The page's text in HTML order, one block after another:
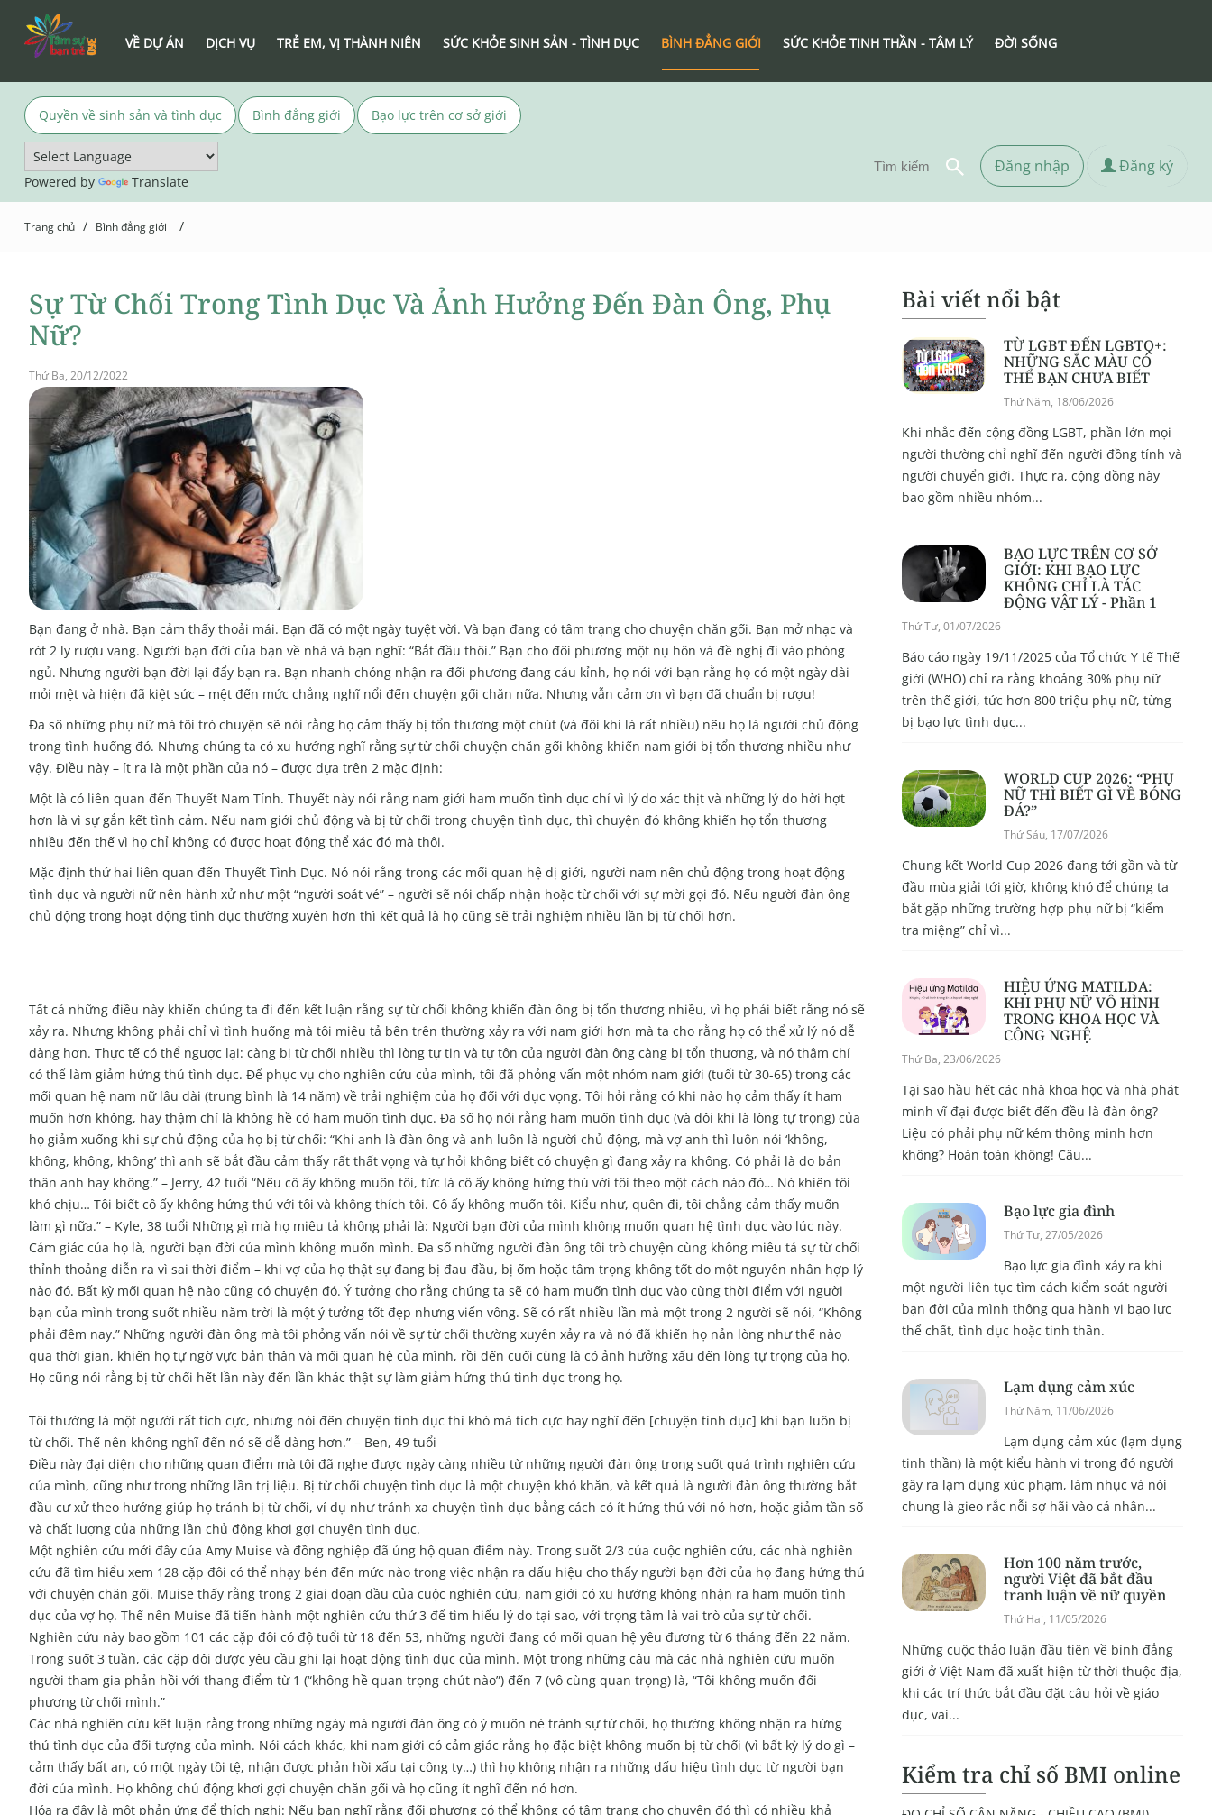
VỀ DỰ ÁN DỊCH VỤ TRẺ EM, VỊ THÀNH NIÊN SỨC KHỎE SINH SẢN - TÌNH DỤC BÌNH ĐẲNG GIỚI SỨC KHỎE TINH THẦN - TÂM LÝ ĐỜI SỐNG
Quyền về sinh sản và tình dục Bình đẳng giới Bạo lực trên cơ sở giới
Powered by Translate
Đăng nhập Đăng ký
Trang chủ / Bình đẳng giới /
Sự Từ Chối Trong Tình Dục Và Ảnh Hưởng Đến Đàn Ông, Phụ
Nữ?
Thứ Ba, 20/12/2022
Bạn đang ở nhà. Bạn cảm thấy thoải mái. Bạn đã có một ngày tuyệt vời. Và bạn đang có tâm trạng cho chuyện chăn gối. Bạn mở nhạc và
rót 2 ly rượu vang. Người bạn đời của bạn về nhà và bạn nghĩ: “Bắt đầu thôi.” Bạn cho đối phương một nụ hôn và đề nghị đi vào phòng
ngủ. Nhưng người bạn đời lại đẩy bạn ra. Bạn nhanh chóng nhận ra đối phương đang cáu kỉnh, họ nói với bạn rằng họ có một ngày dài
mỏi mệt và hiện đã kiệt sức – mệt đến mức chẳng nghĩ nổi đến chuyện gối chăn nữa. Nhưng vẫn cảm ơn vì bạn đã chuẩn bị rượu!
Đa số những phụ nữ mà tôi trò chuyện sẽ nói rằng họ cảm thấy bị tổn thương một chút (và đôi khi là rất nhiều) nếu họ là người chủ động
trong tình huống đó. Nhưng chúng ta có xu hướng nghĩ rằng sự từ chối chuyện chăn gối không khiến nam giới bị tổn thương nhiều như
vậy. Điều này – ít ra là một phần của nó – được dựa trên 2 mặc định:
Một là có liên quan đến Thuyết Nam Tính. Thuyết này nói rằng nam giới ham muốn tình dục chỉ vì lý do xác thịt và những lý do hời hợt
hơn là vì sự gắn kết tình cảm. Nếu nam giới chủ động và bị từ chối trong chuyện tình dục, thì chuyện đó không khiến họ tổn thương
nhiều đến thế vì họ chỉ không có được hoạt động thể xác đó mà thôi.
Mặc định thứ hai liên quan đến Thuyết Tình Dục. Nó nói rằng trong các mối quan hệ dị giới, người nam nên chủ động trong hoạt động
tình dục và người nữ nên hành xử như một “người soát vé” – người sẽ nói chấp nhận hoặc từ chối với sự mời gọi đó. Nếu người đàn ông
chủ động trong hoạt động tình dục thường xuyên hơn thì kết quả là họ cũng sẽ trải nghiệm nhiều lần bị từ chối hơn.
Tất cả những điều này khiến chúng ta đi đến kết luận rằng sự từ chối không khiến đàn ông bị tổn thương nhiều, vì họ phải biết rằng nó sẽ
xảy ra. Nhưng không phải chỉ vì tình huống mà tôi miêu tả bên trên thường xảy ra với nam giới hơn mà ta cho rằng họ có thể xử lý nó dễ
dàng hơn. Thực tế có thể ngược lại: càng bị từ chối nhiều thì lòng tự tin và tự tôn của người đàn ông càng bị tổn thương, và nó thậm chí
có thể làm giảm hứng thú tình dục. Để phục vụ cho nghiên cứu của mình, tôi đã phỏng vấn một nhóm nam giới (tuổi từ 30-65) trong các
mối quan hệ nam nữ lâu dài (trung bình là 14 năm) về trải nghiệm của họ đối với dục vọng. Tôi hỏi rằng có khi nào họ cảm thấy ít ham
muốn hơn không, hay thậm chí là không hề có ham muốn tình dục. Đa số họ nói rằng ham muốn tình dục (và đôi khi là lòng tự trọng) của
họ giảm xuống khi sự chủ động của họ bị từ chối: “Khi anh là đàn ông và anh luôn là người chủ động, mà vợ anh thì luôn nói ‘không,
không, không, không’ thì anh sẽ bắt đầu cảm thấy rất thất vọng và tự hỏi không biết có chuyện gì đang xảy ra không. Có phải là do bản
thân anh hay không.” – Jerry, 42 tuổi “Nếu cô ấy không muốn tôi, tức là cô ấy không hứng thú với tôi theo một cách nào đó… Nó khiến tôi
khó chịu… Tôi biết cô ấy không hứng thú với tôi và không thích tôi. Cô ấy không muốn tôi. Kiểu như, quên đi, tôi chẳng cảm thấy muốn
làm gì nữa.” – Kyle, 38 tuổi Những gì mà họ miêu tả không phải là: Người bạn đời của mình không muốn quan hệ tình dục vào lúc này.
Cảm giác của họ là, người bạn đời của mình không muốn mình. Đa số những người đàn ông tôi trò chuyện cùng không miêu tả sự từ chối
thỉnh thoảng diễn ra vì sai thời điểm – khi vợ của họ thật sự đang bị đau đầu, bị ốm hoặc tâm trọng không tốt do một nguyên nhân hợp lý
nào đó. Bất kỳ mối quan hệ nào cũng có chuyện đó. Ý tưởng cho rằng chúng ta sẽ có ham muốn tình dục vào cùng thời điểm với người
bạn của mình trong suốt nhiều năm trời là một ý tưởng tốt đẹp nhưng viển vông. Sẽ có rất nhiều lần mà một trong 2 người sẽ nói, “Không
phải đêm nay.” Những người đàn ông mà tôi phỏng vấn nói về sự từ chối thường xuyên xảy ra và nó đã khiến họ nản lòng như thế nào
qua thời gian, khiến họ tự ngờ vực bản thân và mối quan hệ của mình, rồi đến cuối cùng là có ảnh hưởng xấu đến lòng tự trọng của họ.
Họ cũng nói rằng bị từ chối hết lần này đến lần khác thật sự làm giảm hứng thú tình dục trong họ.
Tôi thường là một người rất tích cực, nhưng nói đến chuyện tình dục thì khó mà tích cực hay nghĩ đến [chuyện tình dục] khi bạn luôn bị
từ chối. Thế nên không nghĩ đến nó sẽ dễ dàng hơn.” – Ben, 49 tuổi
Điều này đại diện cho những quan điểm mà tôi đã nghe được ngày càng nhiều từ những người đàn ông trong suốt quá trình nghiên cứu
của mình, cũng như trong những lần trị liệu. Bị từ chối chuyện tình dục là một chuyện khó khăn, và kết quả là người đàn ông thường bắt
đầu cư xử theo hướng giúp họ tránh bị từ chối, ví dụ như tránh xa chuyện tình dục bằng cách có ít hứng thú với nó hơn, hoặc giảm tần số
và chất lượng của những lần chủ động khơi gợi chuyện tình dục.
Một nghiên cứu mới đây của Amy Muise và đồng nghiệp đã ủng hộ quan điểm này. Trong suốt 2/3 của cuộc nghiên cứu, các nhà nghiên
cứu đã tìm hiểu xem 128 cặp đôi có thể nhạy bén đến mức nào trong việc nhận ra dấu hiệu cho thấy người bạn đời của họ đang hứng thú
với chuyện chăn gối. Muise thấy rằng trong 2 giai đoạn đầu của cuộc nghiên cứu, nam giới có xu hướng không nhận ra ham muốn tình
dục của vợ họ. Thế nên Muise đã tiến hành một nghiên cứu thứ 3 để tìm hiểu lý do tại sao, với trọng tâm là vai trò của sự từ chối.
Nghiên cứu này bao gồm 101 các cặp đôi có độ tuổi từ 18 đến 53, những người đang có mối quan hệ yêu đương từ 6 tháng đến 22 năm.
Trong suốt 3 tuần, các cặp đôi được yêu cầu ghi lại hoạt động tình dục của mình. Một trong những câu mà các nhà nghiên cứu muốn
người tham gia phản hồi với thang điểm từ 1 (“không hề quan trọng chút nào”) đến 7 (vô cùng quan trọng) là, “Tôi không muốn đối
phương từ chối mình.”
Các nhà nghiên cứu kết luận rằng trong những ngày mà người đàn ông có ý muốn né tránh sự từ chối, họ thường không nhận ra hứng
thú tình dục của đối tượng của mình. Nói cách khác, khi nam giới có cảm giác rằng họ đặc biệt không muốn bị từ chối (vì bất kỳ lý do gì –
cảm thấy bất an, có một ngày tồi tệ, nhận được phản hồi xấu tại công ty…) thì họ không nhận ra những dấu hiệu tình dục từ người bạn
đời của mình. Họ không chủ động khơi gợi chuyện chăn gối và họ cũng ít nghĩ đến nó hơn.
Hóa ra đây là một phản ứng để thích nghi: Nếu bạn nghĩ rằng đối phương có thể không có tâm trạng cho chuyện đó thì có nhiều khả
Bài viết nổi bật
TỪ LGBT ĐẾN LGBTQ+:
NHỮNG SẮC MÀU CÓ
THỂ BẠN CHƯA BIẾT
Thứ Năm, 18/06/2026
Khi nhắc đến cộng đồng LGBT, phần lớn mọi
người thường chỉ nghĩ đến người đồng tính và
người chuyển giới. Thực ra, cộng đồng này
bao gồm nhiều nhóm...
BẠO LỰC TRÊN CƠ SỞ
GIỚI: KHI BẠO LỰC
KHÔNG CHỈ LÀ TÁC
ĐỘNG VẬT LÝ - Phần 1
Thứ Tư, 01/07/2026
Báo cáo ngày 19/11/2025 của Tổ chức Y tế Thế
giới (WHO) chỉ ra rằng khoảng 30% phụ nữ
trên thế giới, tức hơn 800 triệu phụ nữ, từng
bị bạo lực tình dục...
WORLD CUP 2026: “PHỤ
NỮ THÌ BIẾT GÌ VỀ BÓNG
ĐÁ?”
Thứ Sáu, 17/07/2026
Chung kết World Cup 2026 đang tới gần và từ
đầu mùa giải tới giờ, không khó để chúng ta
bắt gặp những trường hợp phụ nữ bị “kiểm
tra miệng” chỉ vì...
HIỆU ỨNG MATILDA:
KHI PHỤ NỮ VÔ HÌNH
TRONG KHOA HỌC VÀ
CÔNG NGHỆ
Thứ Ba, 23/06/2026
Tại sao hầu hết các nhà khoa học và nhà phát
minh vĩ đại được biết đến đều là đàn ông?
Liệu có phải phụ nữ kém thông minh hơn
không? Hoàn toàn không! Câu...
Bạo lực gia đình
Thứ Tư, 27/05/2026
Bạo lực gia đình xảy ra khi
một người liên tục tìm cách kiểm soát người
bạn đời của mình thông qua hành vi bạo lực
thể chất, tình dục hoặc tinh thần.
Lạm dụng cảm xúc
Thứ Năm, 11/06/2026
Lạm dụng cảm xúc (lạm dụng
tinh thần) là một kiểu hành vi trong đó người
gây ra lạm dụng xúc phạm, làm nhục và nói
chung là gieo rắc nỗi sợ hãi vào cá nhân...
Hơn 100 năm trước,
người Việt đã bắt đầu
tranh luận về nữ quyền
Thứ Hai, 11/05/2026
Những cuộc thảo luận đầu tiên về bình đẳng
giới ở Việt Nam đã xuất hiện từ thời thuộc địa,
khi các trí thức bắt đầu đặt câu hỏi về giáo
dục, vai...
Kiểm tra chỉ số BMI online